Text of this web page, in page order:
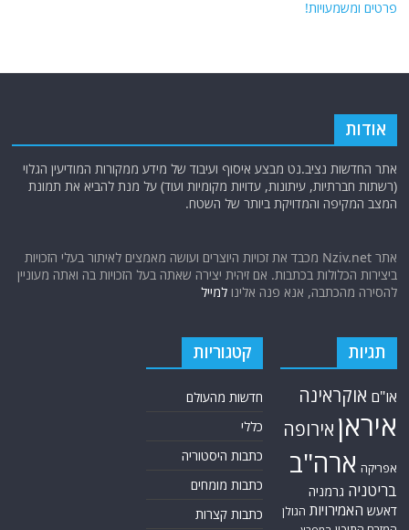
פרטים ומשמעויות!
אודות
אתר החדשות נציב.נט מבצע איסוף ועיבוד של מידע ממקורות המודיעין הגלוי
(רשתות חברתיות, עיתונות, עדויות מקומיות ועוד) על מנת להביא את תמונת
המצב המקיפה והמדויקת ביותר של השטח.
אתר Nziv.net מכבד את זכויות היוצרים ועושה מאמצים לאיתור בעלי הזכויות
ביצירות הכלולות בכתבות. אם זיהית יצירה שאתה בעל הזכויות בה ואתה מעוניין
להסירה מהכתבה, אנא פנה אלינולמייל
תגיות
או"ם אוקראינה
איראן אירופה
אפריקה ארה"ב
בריטניה גרמניה
דאעש האמירויות הגולן
קטגוריות
חדשות מהעולם
כללי
כתבות היסטוריה
כתבות מומחים
כתבות קצרות